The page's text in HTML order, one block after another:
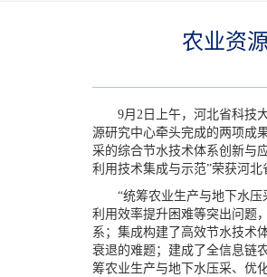
农业资
9月2日上午，河北省科技大
源研究中心牵头完成的两项成
采的综合节水技术体系创新与
利用技术集成与示范”荣获河北
“统筹农业生产与地下水压
利用效率提升困难等突出问题
系；集成构建了高效节水技术
衰退的难题；建成了全信息链
筹农业生产与地下水压采、优